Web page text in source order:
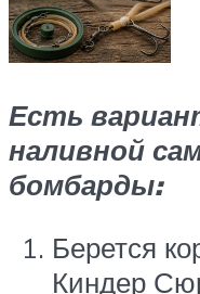
Есть
наливной
бомбарды:
Берется
Киндер